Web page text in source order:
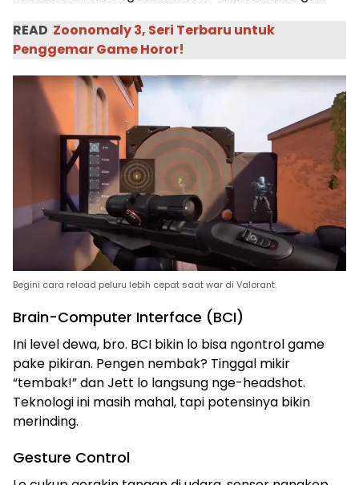
READ Zoonomaly 3, Seri Terbaru untuk
Penggemar Game Horor!
Begini cara reload peluru lebih cepat saat war di Valorant.
Brain-Computer Interface (BCI)
Ini level dewa, bro. BCI bikin lo bisa ngontrol game
pake pikiran. Pengen nembak? Tinggal mikir
“tembak!” dan Jett lo langsung nge-headshot.
Teknologi ini masih mahal, tapi potensinya bikin
merinding.
Gesture Control